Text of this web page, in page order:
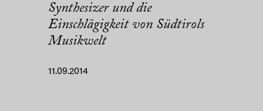
Synthesizer und die
Einschlägigkeit von Südtirols
Musikwelt
11.09.2014